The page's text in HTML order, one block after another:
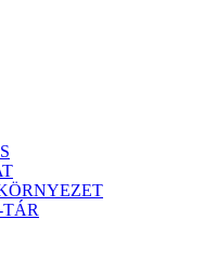
TÁR